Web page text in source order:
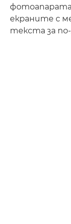
екраните с
текста за